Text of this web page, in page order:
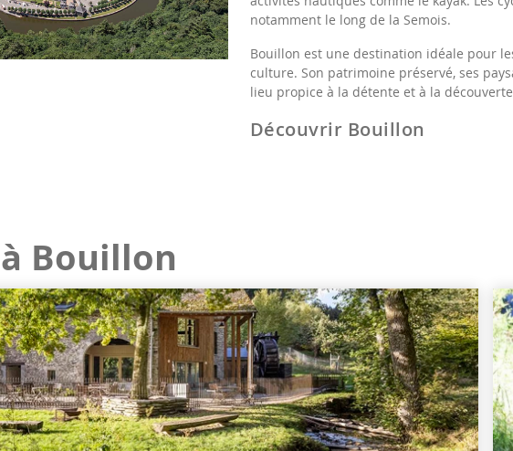
notamment le long de la Semois.
Bouillon est une destination idéale pour
culture. Son patrimoine préservé, ses
lieu propice à la détente et à la
Découvrir Bouillon
Bouillon